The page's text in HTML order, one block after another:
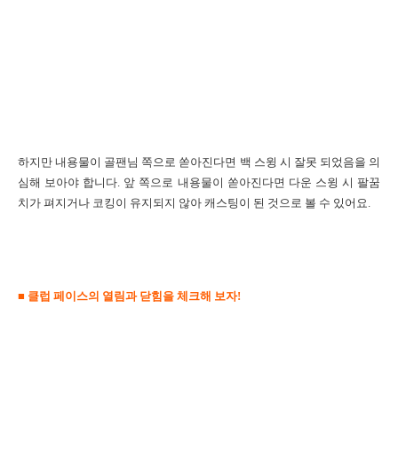
하지만 내용물이 골팬님 쪽으로 쏟아진다면 백 스윙 시 잘못 되었음을 의
심해 보아야 합니다 앞 쪽으로 내용물이 쏟아진다면 다운 스윙 시 팔꿈
치가 펴지거나 코킹이 유지되지 않아 캐스팅이 된 것으로 볼 수 있어요
■ 클럽 페이스의 열림과 닫힘을 체크해 보자!